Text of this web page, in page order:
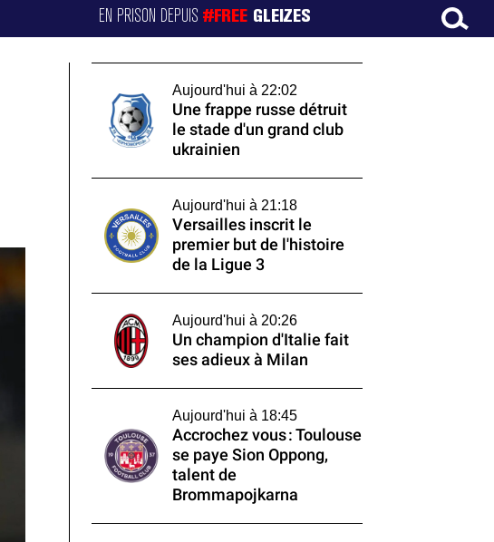
EN PRISON DEPUIS#FREE GLEIZES
Aujourd'hui à 22:02
Une frappe russe détruit
le stade d'un grand club
ukrainien
Aujourd'hui à 21:18
Versailles inscrit le
premier but de l'histoire
de la Ligue 3
Aujourd'hui à 20:26
Un champion d'Italie fait
ses adieux à Milan
Aujourd'hui à 18:45
Accrochez vous : Toulouse
se paye Sion Oppong,
talent de
Brommapojkarna